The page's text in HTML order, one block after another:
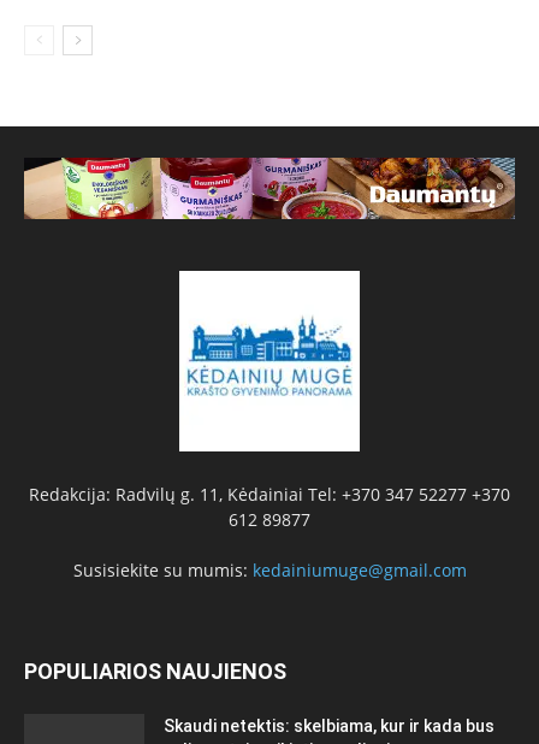
Redakcija: Radvilų g. 11, Kėdainiai Tel: +370 347 52277 +370
612 89877
Susisiekite su mumis: kedainiumuge@gmail.com
POPULIARIOS NAUJIENOS
Skaudi netektis: skelbiama, kur ir kada bus